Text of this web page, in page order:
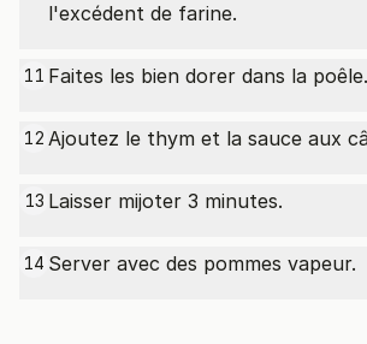
l'excédent de farine.
11 Faites les bien dorer dans la poêle.
12 Ajoutez le thym et la sauce aux
13 Laisser mijoter 3 minutes.
14 Server avec des pommes vapeur.